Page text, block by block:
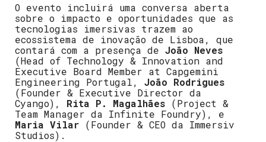
O evento incluirá uma conversa aberta
sobre o impacto e oportunidades que as
tecnologias imersivas trazem ao
ecossistema de inovação de Lisboa, que
contará com a presença de João Neves
(Head of Technology & Innovation and
Executive Board Member at Capgemini
Engineering Portugal, João Rodrigues
(Founder & Executive Director da
Cyango), Rita P. Magalhães (Project &
Team Manager da Infinite Foundry), e
Maria Vilar (Founder & CEO da Immersiv
Studios).